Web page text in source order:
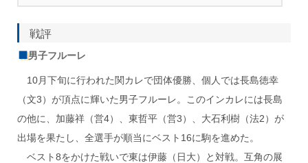
戦評
男子フルーレ
10月下旬に行われた関カレで団体優勝、個人では長島徳幸
（文3）が頂点に輝いた男子フルーレ。このインカレには長島
の他に、加藤祥（営4）、東哲平（営3）、大石利樹（法2）が
出場を果たし、全選手が順当にベスト16に駒を進めた。
ベスト8をかけた戦いで東は伊藤（日大）と対戦。互角の展